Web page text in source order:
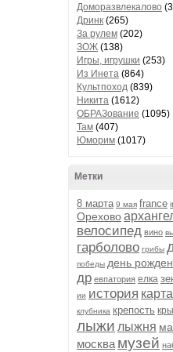
Доморазвлекалово
Дринк (265)
За рулем (202)
ЗОЖ (138)
Игры, игрушки (253)
Из Инета (864)
Культпоход (839)
Никита (1612)
ОБРАЗование (1095)
Там (407)
Юморим (1017)
Метки
8 марта 9 мая france
Орехово
велосипед вино
гарболово грибы
победы день
др евпатория елка
ии история карта
клубника крепость
лыжи лыжня
москва музей